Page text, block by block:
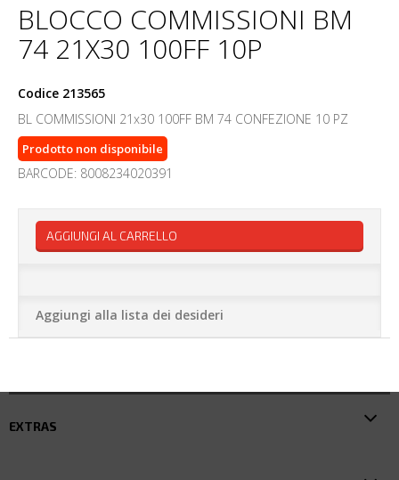
BLOCCO COMMISSIONI BM
74 21X30 100FF 10P
Codice 213565
BL COMMISSIONI 21x30 100FF BM 74 CONFEZIONE 10 PZ
Prodotto non disponibile
BARCODE: 8008234020391
AGGIUNGI AL CARRELLO
Aggiungi alla lista dei desideri
EXTRAS